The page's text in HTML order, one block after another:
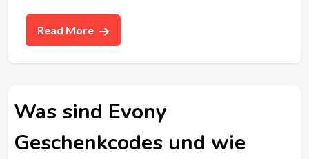
Read More
Was sind Evony
Geschenkcodes und wie